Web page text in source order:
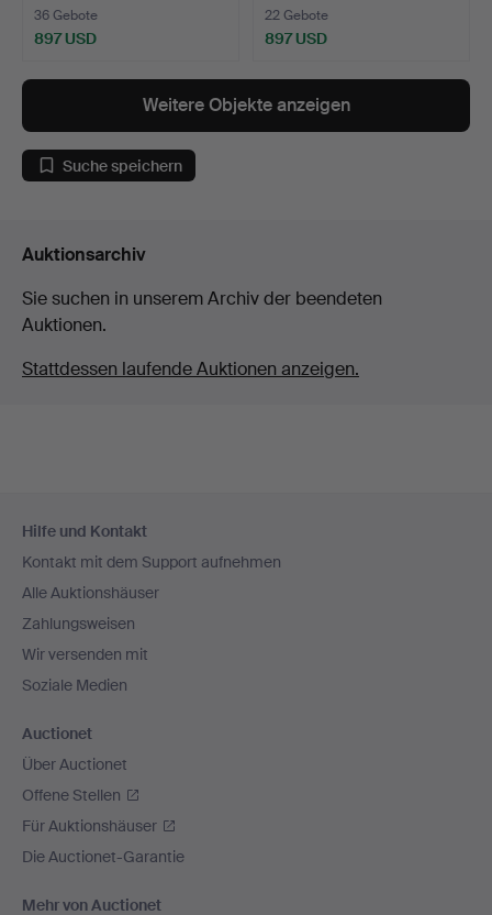
36 Gebote
897 USD
22 Gebote
897 USD
Weitere Objekte anzeigen
Suche speichern
Auktionsarchiv
Sie suchen in unserem Archiv der beendeten
Auktionen.
Stattdessen laufende Auktionen anzeigen.
Navigation
Hilfe und Kontakt
Kontakt mit dem Support aufnehmen
Alle Auktionshäuser
Zahlungsweisen
Wir versenden mit
Soziale Medien
Auctionet
Über Auctionet
Offene Stellen
Für Auktionshäuser
Die Auctionet-Garantie
Mehr von Auctionet